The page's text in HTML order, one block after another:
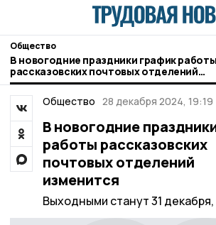
Общество
В новогодние праздники график работы
рассказовских почтовых отделений
изменится
Общество 28 декабря 2024, 19:19
В новогодние
работы рассказовских
почтовых отделений
изменится
Выходными станут 31 декабря,